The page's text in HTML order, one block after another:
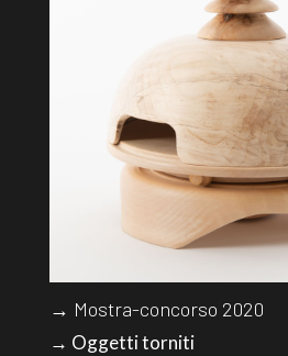
→ Mostra-concorso 2020
→ Oggetti torniti